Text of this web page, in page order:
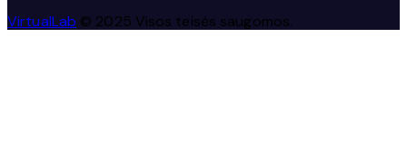
VirtualLab © 2025 Visos teisės saugomos.